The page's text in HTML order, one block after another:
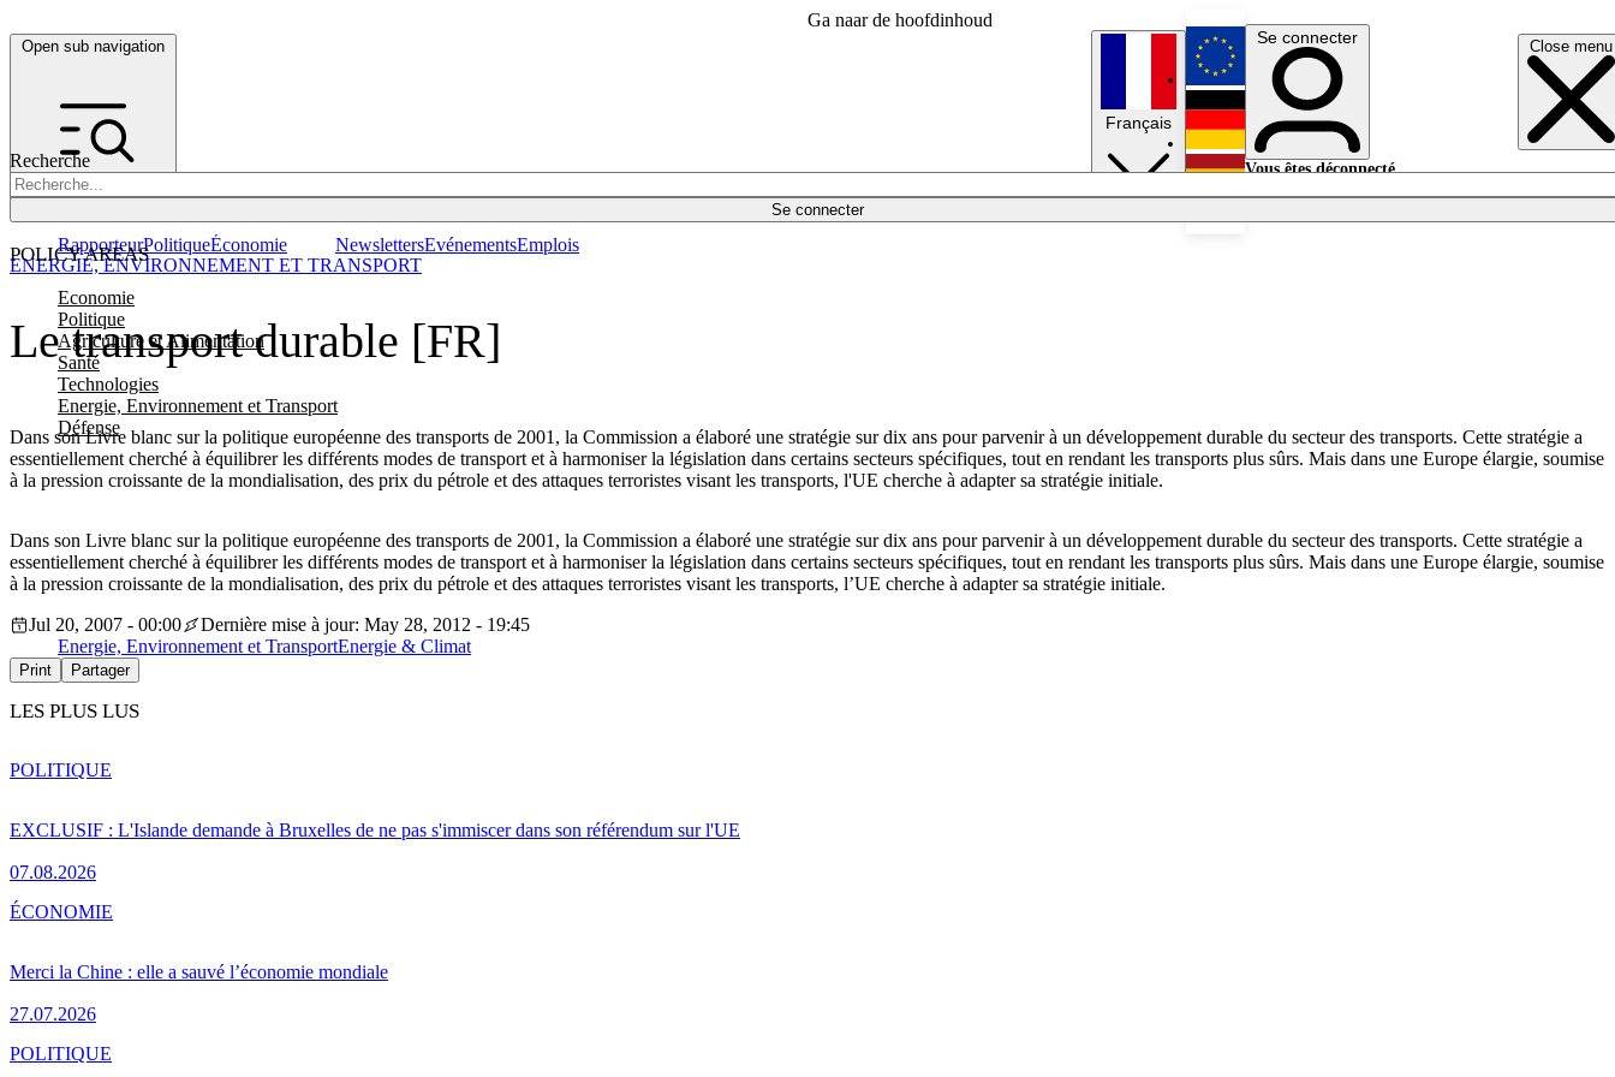
Ga naar de hoofdinhoud
Open sub navigation Close menu
Recherche
Se connecter
POLICY AREAS
Economie
Politique
Agriculture et Alimentation
Santé
Technologies
Energie, Environnement et Transport
Défense
RapporteurPolitiqueÉconomie NewslettersEvénementsEmplois
Français
English
Deutsch
Se connecter
Vous êtes déconnecté.
Le transport durable [FR]
Dans son Livre blanc sur la politique européenne des transports de 2001, la Commission a élaboré une stratégie sur dix ans pour parvenir à un développement durable du secteur des transports. Cette stratégie a
essentiellement cherché à équilibrer les différents modes de transport et à harmoniser la législation dans certains secteurs spécifiques, tout en rendant les transports plus sûrs. Mais dans une Europe élargie, soumise
à la pression croissante de la mondialisation, des prix du pétrole et des attaques terroristes visant les transports, l'UE cherche à adapter sa stratégie initiale.
ENERGIE, ENVIRONNEMENT ET TRANSPORT
Dans son Livre blanc sur la politique européenne des transports de 2001, la Commission a élaboré une stratégie sur dix ans pour parvenir à un développement durable du secteur des transports. Cette stratégie a
essentiellement cherché à équilibrer les différents modes de transport et à harmoniser la législation dans certains secteurs spécifiques, tout en rendant les transports plus sûrs. Mais dans une Europe élargie, soumise
à la pression croissante de la mondialisation, des prix du pétrole et des attaques terroristes visant les transports, l’UE cherche à adapter sa stratégie initiale.
Jul 20, 2007 - 00:00
Dernière mise à jour: May 28, 2012 - 19:45
Energie, Environnement et TransportEnergie & Climat
Print Partager
LES PLUS LUS
EXCLUSIF : L'Islande demande à Bruxelles de ne pas s'immiscer dans son référendum sur l'UE
07.08.2026
POLITIQUE
Merci la Chine : elle a sauvé l’économie mondiale
27.07.2026
ÉCONOMIE
POLITIQUE